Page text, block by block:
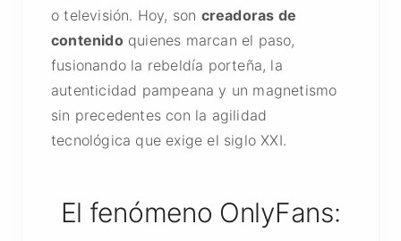
o televisión. Hoy, son creadoras de
contenido quienes marcan el paso,
fusionando la rebeldía porteña, la
autenticidad pampeana y un magnetismo
sin precedentes con la agilidad
tecnológica que exige el siglo XXI.
El fenómeno OnlyFans: